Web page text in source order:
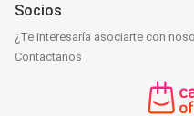
Socios
¿Te interesaría asociarte con
Contactanos